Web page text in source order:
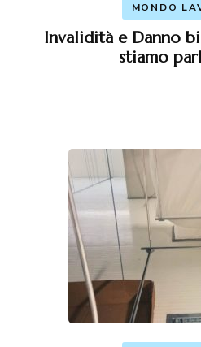
MONDO
Invalidità e Danno
stiamo